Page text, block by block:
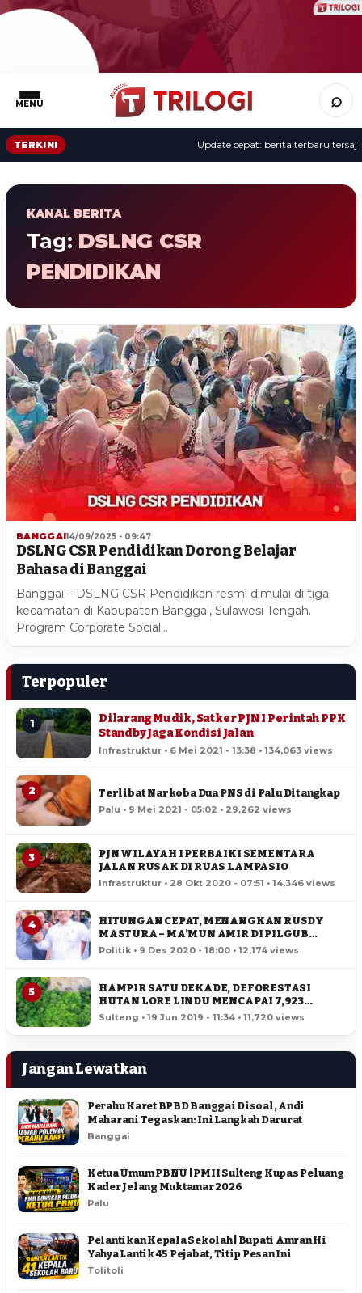
MENU ⌕
TERKINI Update cepat: berita terbaru tersaji
KANAL BERITA
Tag: DSLNG CSR
PENDIDIKAN
BANGGAI14/09/2025 - 09:47
DSLNG CSR Pendidikan Dorong Belajar
Bahasa di Banggai
Banggai – DSLNG CSR Pendidikan resmi dimulai di tiga
kecamatan di Kabupaten Banggai, Sulawesi Tengah.
Program Corporate Social…
Terpopuler
1
Dilarang Mudik, Satker PJN I Perintah PPK
Standby Jaga Kondisi Jalan
Infrastruktur • 6 Mei 2021 - 13:38 • 134,063 views
2 Terlibat Narkoba Dua PNS di Palu Ditangkap
Palu • 9 Mei 2021 - 05:02 • 29,262 views
3
PJN WILAYAH I PERBAIKI SEMENTARA
JALAN RUSAK DI RUAS LAMPASIO
Infrastruktur • 28 Okt 2020 - 07:51 • 14,346 views
4
HITUNGAN CEPAT, MENANGKAN RUSDY
MASTURA – MA’MUN AMIR DI PILGUB
SULTENG
Politik • 9 Des 2020 - 18:00 • 12,174 views
5
HAMPIR SATU DEKADE, DEFORESTASI
HUTAN LORE LINDU MENCAPAI 7,923
HEKTAR
Sulteng • 19 Jun 2019 - 11:34 • 11,720 views
Jangan Lewatkan
Perahu Karet BPBD Banggai Disoal, Andi
Maharani Tegaskan: Ini Langkah Darurat
Banggai
Ketua Umum PBNU | PMII Sulteng Kupas Peluang
Kader Jelang Muktamar 2026
Palu
Pelantikan Kepala Sekolah | Bupati Amran Hi
Yahya Lantik 45 Pejabat, Titip Pesan Ini
Tolitoli